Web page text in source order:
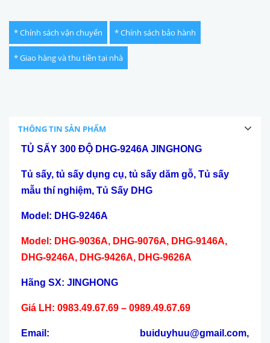
* Chính sách vận chuyển * Chính sách bảo hành
* Giao hàng và thu tiền tại nhà
THÔNG TIN SẢN PHẨM
TỦ SẤY 300 ĐỘ DHG-9246A JINGHONG
Tủ sấy, tủ sấy dụng cụ, tủ sấy dăm gỗ, Tủ sấy
mẫu thí nghiệm, Tủ Sấy DHG
Model: DHG-9246A
Model: DHG-9036A, DHG-9076A, DHG-9146A,
DHG-9246A, DHG-9426A, DHG-9626A
Hãng SX: JINGHONG
Giá LH: 0983.49.67.69 – 0989.49.67.69
Email: buiduyhuu@gmail.com,